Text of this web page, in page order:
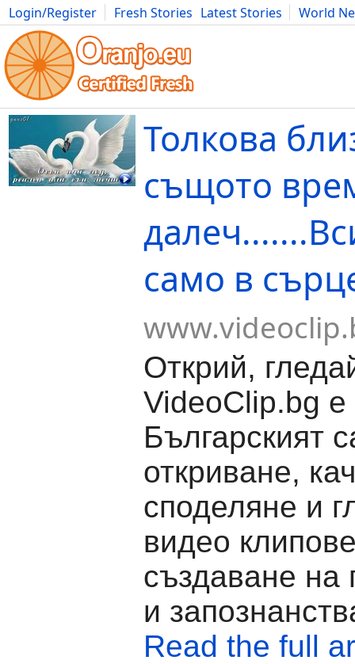
Login/Register Fresh Stories Latest Stories
World
Movies Anime Music Art Cars Advice Science
Толкова
същото
само в
Открий,
VideoClip.bg е
Българският
откриване,
споделяне и
видео
създаване на
и
Read the full